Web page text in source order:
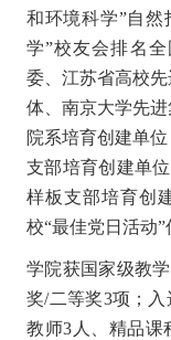
和环境科学”自然
学”校友会排名
委、江苏省高校
体、南京大学先
院系培育创建单
支部培育创建单
样板支部培育创
校“最佳党日活动”
学院获国家级教
奖/二等奖3项；
教师3人、精品课